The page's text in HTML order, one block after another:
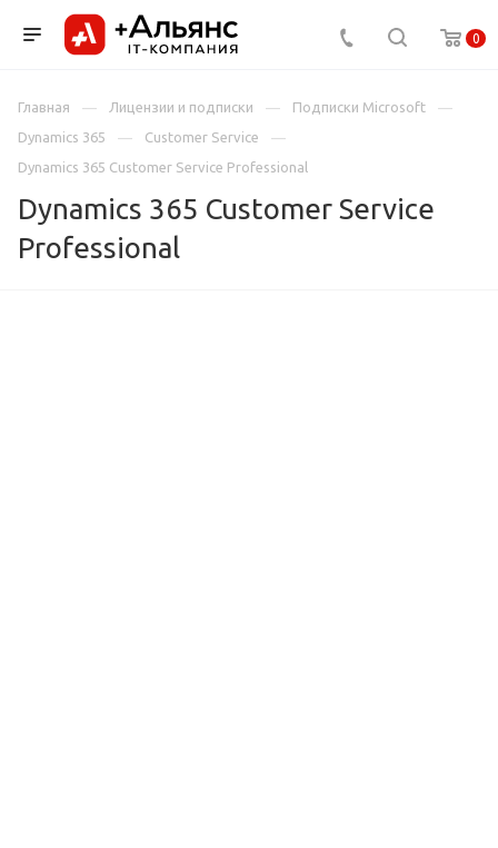
0
Главная Лицензии и подписки
Подписки Microsoft
Dynamics 365
Customer Service
Dynamics 365 Customer Service Professional
Dynamics 365 Customer Service
Professional